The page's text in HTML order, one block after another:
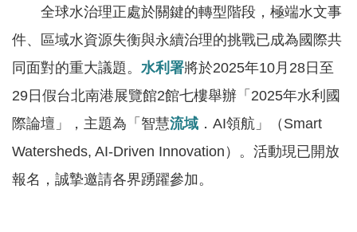
業
務
主
最
新
全球水治理正處於關鍵的轉型階段，極端水文事
件、區域水資源失衡與永續治理的挑戰已成為國際共
同面對的重大議題。 水利署將於2025年10月28日至
29日假台北南港展覽館2館七樓舉辦「2025年水利國
際論壇」，主題為「智慧流域 ．AI領航」（Smart
Watersheds, AI-Driven Innovation）。活動現已開放
報名，誠摯邀請各界踴躍參加。